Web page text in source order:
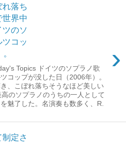
落ち
界中
のソ
コッ
›
Topics ドイツのソプラノ歌
コップが没した日（2006年）。
、こぼれ落ちそうなほど美しい
のソプラノのうちの一人として
魅了した。名演奏も数多く、R.
定さ